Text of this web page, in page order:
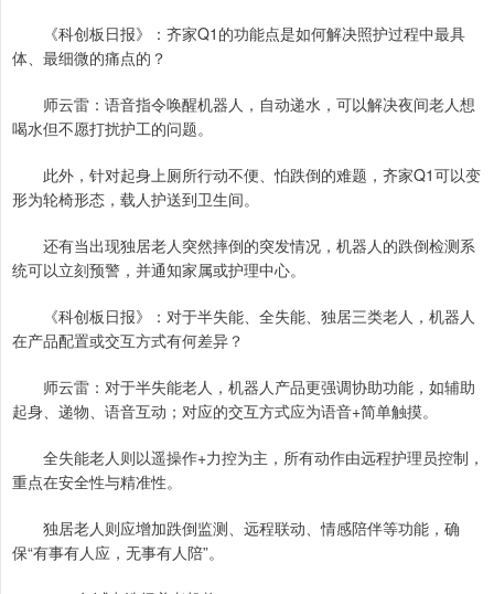
《科创板日报》：齐家Q1的功能点是如何解决照护过程中最具
体、最细微的痛点的？
师云雷：语音指令唤醒机器人，自动递水，可以解决夜间老人想
喝水但不愿打扰护工的问题。
此外，针对起身上厕所行动不便、怕跌倒的难题，齐家Q1可以变
形为轮椅形态，载人护送到卫生间。
还有当出现独居老人突然摔倒的突发情况，机器人的跌倒检测系
统可以立刻预警，并通知家属或护理中心。
《科创板日报》：对于半失能、全失能、独居三类老人，机器人
在产品配置或交互方式有何差异？
师云雷：对于半失能老人，机器人产品更强调协助功能，如辅助
起身、递物、语音互动；对应的交互方式应为语音+简单触摸。
全失能老人则以遥操作+力控为主，所有动作由远程护理员控制，
重点在安全性与精准性。
独居老人则应增加跌倒监测、远程联动、情感陪伴等功能，确
保“有事有人应，无事有人陪”。